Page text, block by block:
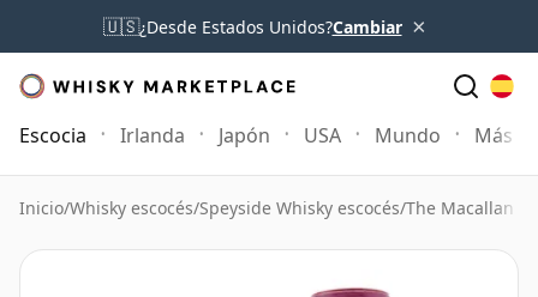
🇺🇸¿Desde Estados Unidos?Cambiar ×
Escocia Irlanda Japón USA Mundo Más
Inicio/Whisky escocés/Speyside Whisky escocés/The Macallan